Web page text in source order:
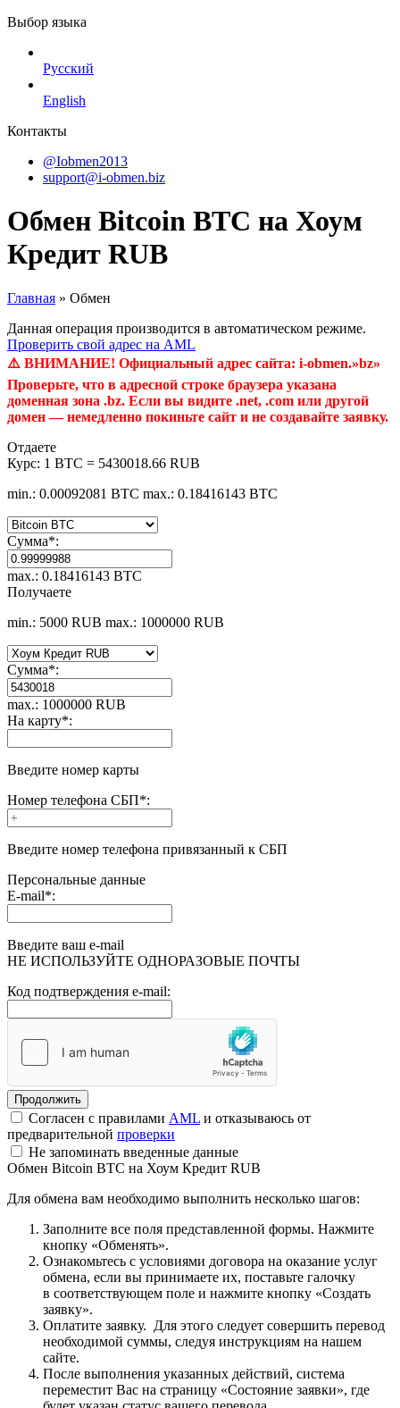
Выбор языка
Русский
English
Контакты
@Iobmen2013
support@i-obmen.biz
Обмен Bitcoin BTC на Хоум
Кредит RUB
Главная » Обмен
Данная операция производится в автоматическом режиме.
Проверить свой адрес на AML
⚠️ ВНИМАНИЕ! Официальный адрес сайта: i-obmen.»bz»
Проверьте, что в адресной строке браузера указана
доменная зона .bz. Если вы видите .net, .com или другой
домен — немедленно покиньте сайт и не создавайте заявку.
Отдаете
Курс: 1 BTC = 5430018.66 RUB
min.: 0.00092081 BTC max.: 0.18416143 BTC
Сумма*:
max.: 0.18416143 BTC
Получаете
min.: 5000 RUB max.: 1000000 RUB
Сумма*:
max.: 1000000 RUB
На карту*:
Введите номер карты
Номер телефона СБП*:
Введите номер телефона привязанный к СБП
Персональные данные
E-mail*:
Введите ваш e-mail
НЕ ИСПОЛЬЗУЙТЕ ОДНОРАЗОВЫЕ ПОЧТЫ
Код подтверждения e-mail:
Согласен с правилами AML и отказываюсь от
предварительной проверки
Не запоминать введенные данные
Обмен Bitcoin BTC на Хоум Кредит RUB
Для обмена вам необходимо выполнить несколько шагов:
Заполните все поля представленной формы. Нажмите
кнопку «Обменять».
Ознакомьтесь с условиями договора на оказание услуг
обмена, если вы принимаете их, поставьте галочку
в соответствующем поле и нажмите кнопку «Создать
заявку».
Оплатите заявку. Для этого следует совершить перевод
необходимой суммы, следуя инструкциям на нашем
сайте.
После выполнения указанных действий, система
переместит Вас на страницу «Состояние заявки», где